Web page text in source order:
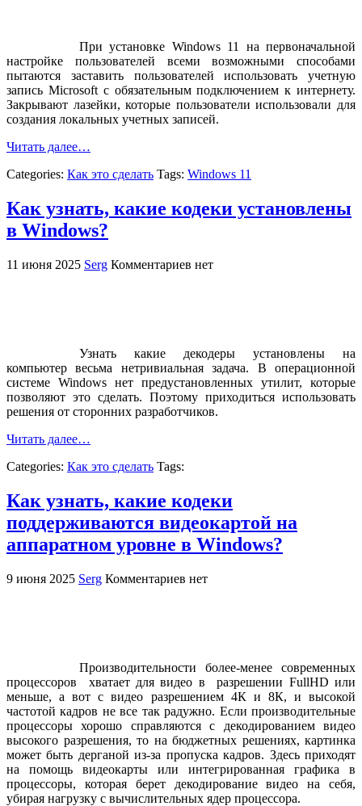
При установке Windows 11 на первоначальной
настройке пользователей всеми возможными способами
пытаются заставить пользователей использовать учетную
запись Microsoft с обязательным подключением к интернету.
Закрывают лазейки, которые пользователи использовали для
создания локальных учетных записей.
Читать далее…
Categories: Как это сделать Tags: Windows 11
Как узнать, какие кодеки установлены
в Windows?
11 июня 2025 Serg Комментариев нет
Узнать какие декодеры установлены на
компьютер весьма нетривиальная задача. В операционной
системе Windows нет предустановленных утилит, которые
позволяют это сделать. Поэтому приходиться использовать
решения от сторонних разработчиков.
Читать далее…
Categories: Как это сделать Tags:
Как узнать, какие кодеки
поддерживаются видеокартой на
аппаратном уровне в Windows?
9 июня 2025 Serg Комментариев нет
Производительности более-менее современных
процессоров хватает для видео в разрешении FullHD или
меньше, а вот с видео разрешением 4К и 8К, и высокой
частотой кадров не все так радужно. Если производительные
процессоры хорошо справляются с декодированием видео
высокого разрешения, то на бюджетных решениях, картинка
может быть дерганой из-за пропуска кадров. Здесь приходят
на помощь видеокарты или интегрированная графика в
процессоры, которая берет декодирование видео на себя,
убирая нагрузку с вычислительных ядер процессора.